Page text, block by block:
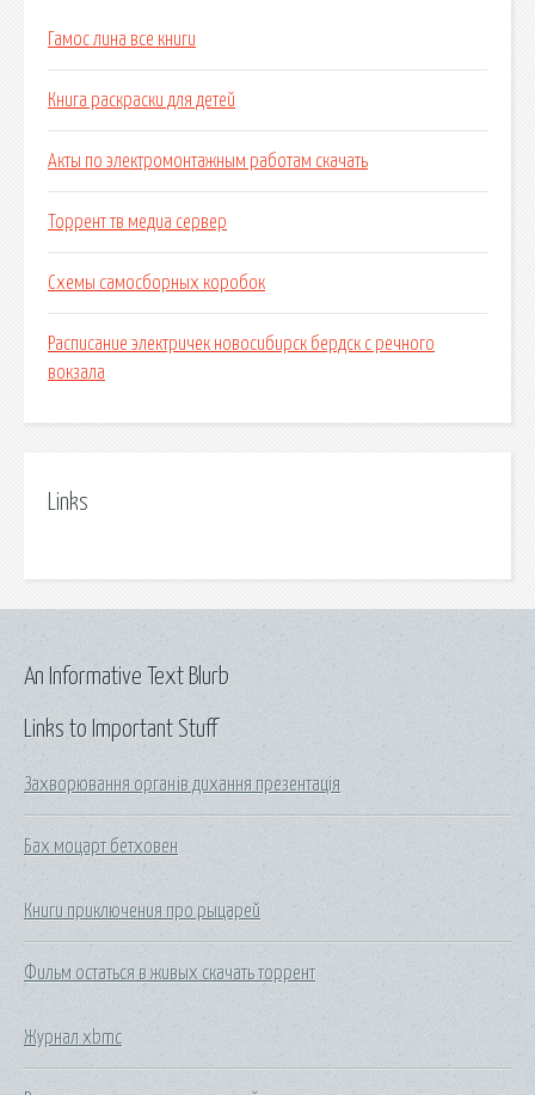
Гамос лина все книги
Книга раскраски для детей
Акты по электромонтажным работам скачать
Торрент тв медиа сервер
Схемы самосборных коробок
Расписание электричек новосибирск бердск с речного
вокзала
Links
Links to Important Stuff
Захворювання органів дихання презентація
Бах моцарт бетховен
Книги приключения про рыцарей
Фильм остаться в живых скачать торрент
Журнал xbmc
An Informative Text Blurb